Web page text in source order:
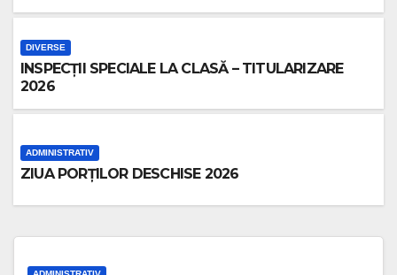
DIVERSE
INSPECȚII SPECIALE LA CLASĂ – TITULARIZARE
2026
ADMINISTRATIV
ZIUA PORȚILOR DESCHISE 2026